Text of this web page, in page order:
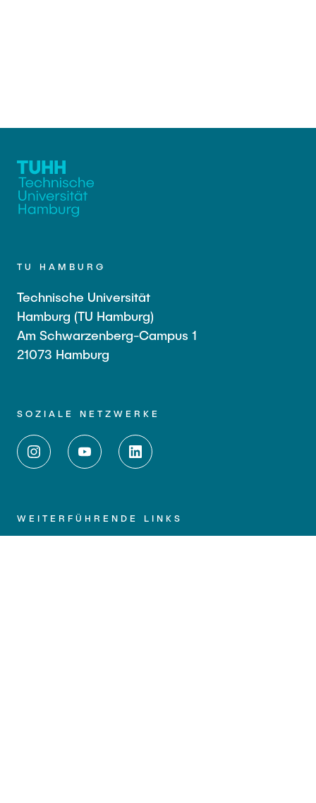
TU HAMBURG
Technische Universität
Hamburg (TU Hamburg)
Am Schwarzenberg-Campus 1
21073 Hamburg
SOZIALE NETZWERKE
WEITERFÜHRENDE LINKS